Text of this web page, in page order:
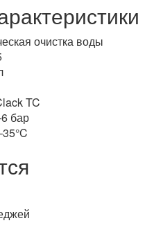
очистка воды
TC
бар